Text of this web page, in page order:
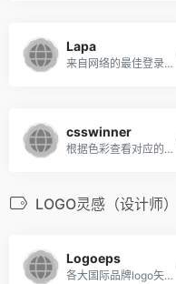
Lapa
来自网络的最佳登录页设计灵感
csswinner
根据色彩查看对应的作品，配色神器
LOGO灵感（设计师）
Logoeps
各大国际品牌logo矢量图